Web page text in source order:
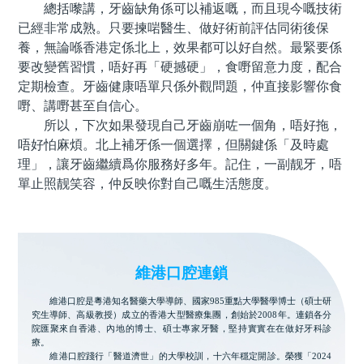
總括嚟講，牙齒缺角係可以補返嘅，而且現今嘅技術
已經非常成熟。只要揀啱醫生、做好術前評估同術後保
養，無論喺香港定係北上，效果都可以好自然。最緊要係
要改變舊習慣，唔好再「硬撼硬」，食嘢留意力度，配合
定期檢查。牙齒健康唔單只係外觀問題，仲直接影響你食
嘢、講嘢甚至自信心。
所以，下次如果發現自己牙齒崩咗一個角，唔好拖，
唔好怕麻煩。北上補牙係一個選擇，但關鍵係「及時處
理」，讓牙齒繼續爲你服務好多年。記住，一副靓牙，唔
單止照靓笑容，仲反映你對自己嘅生活態度。
維港口腔連鎖
維港口腔是粵港知名醫藥大學導師、國家985重點大學醫學博士（碩士研
究生導師、高級教授）成立的香港大型醫療集團，創始於2008年。連鎖各分
院匯聚來自香港、內地的博士、碩士專家牙醫，堅持實實在在做好牙科診
療。
維港口腔踐行「醫道濟世」的大學校訓，十六年穩定開診。榮獲「2024